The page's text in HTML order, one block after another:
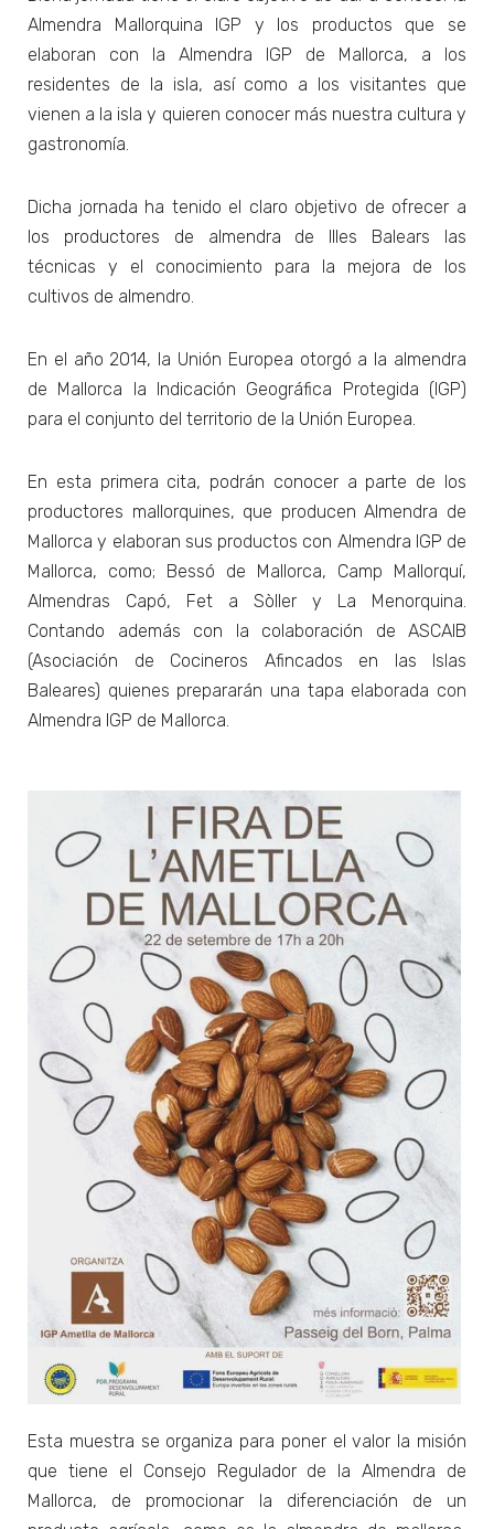
Almendra Mallorquina IGP y los productos que se
elaboran con la Almendra IGP de Mallorca, a los
residentes de la isla, así como a los visitantes que
vienen a la isla y quieren conocer más nuestra cultura y
gastronomía.
Dicha jornada ha tenido el claro objetivo de ofrecer a
los productores de almendra de Illes Balears las
técnicas y el conocimiento para la mejora de los
cultivos de almendro.
En el año 2014, la Unión Europea otorgó a la almendra
de Mallorca la Indicación Geográfica Protegida (IGP)
para el conjunto del territorio de la Unión Europea.
En esta primera cita, podrán conocer a parte de los
productores mallorquines, que producen Almendra de
Mallorca y elaboran sus productos con Almendra IGP de
Mallorca, como; Bessó de Mallorca, Camp Mallorquí,
Almendras Capó, Fet a Sòller y La Menorquina.
Contando además con la colaboración de ASCAIB
(Asociación de Cocineros Afincados en las Islas
Baleares) quienes prepararán una tapa elaborada con
Almendra IGP de Mallorca.
Esta muestra se organiza para poner el valor la misión
que tiene el Consejo Regulador de la Almendra de
Mallorca, de promocionar la diferenciación de un